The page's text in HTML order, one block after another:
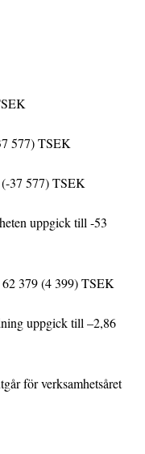
577) TSEK
37 577) TSEK
uppgick till -53
379 (4 399) TSEK
uppgick till –2,86
för verksamhetsåret